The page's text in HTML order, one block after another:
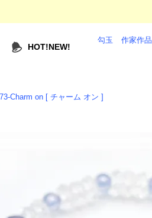
HOT!NEW!
勾玉 作家作品
73-Charm on [ チャーム オン ]